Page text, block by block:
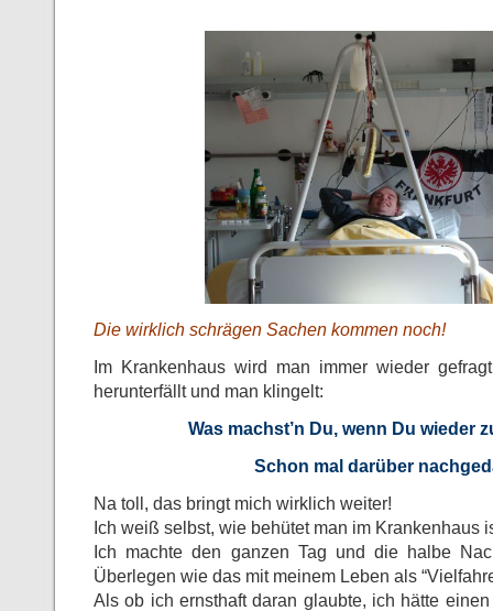
Die wirklich schrägen Sachen kommen noch!
Im Krankenhaus wird man immer wieder
herunterfällt und man klingelt:
Was machst’n Du, wenn Du wieder
Schon mal darüber
Na toll, das bringt mich wirklich weiter!
Ich weiß selbst, wie behütet man im Krankenhaus
Ich machte den ganzen Tag und die halbe
Überlegen wie das mit meinem Leben als
Als ob ich ernsthaft daran glaubte, ich hätte